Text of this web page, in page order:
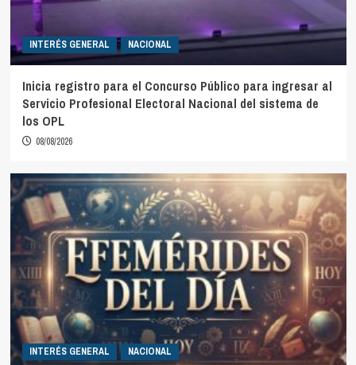
INTERÉS GENERAL NACIONAL
Inicia registro para el Concurso Público para ingresar al
Servicio Profesional Electoral Nacional del sistema de
los OPL
08/08/2026
INTERÉS GENERAL NACIONAL